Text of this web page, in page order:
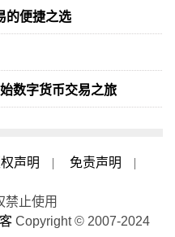
的便捷之选
数字货币交易之旅
声明 | 免责声明
|
禁止使用
Copyright © 2007-2024